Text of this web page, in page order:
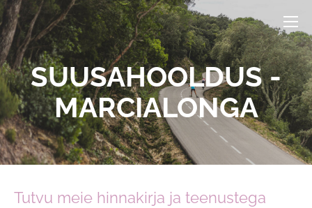
SUUSAHOOLDUS -
MARCIALONGA
Tutvu meie hinnakirja ja teenustega